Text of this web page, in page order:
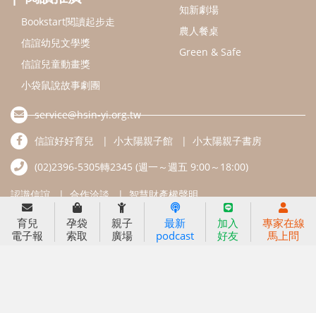
Bookstart閱讀起步走
信誼幼兒文學獎
信誼兒童動畫獎
小袋鼠說故事劇團
知新劇場
農人餐桌
Green & Safe
service@hsin-yi.org.tw
信誼好好育兒
小太陽親子館
小太陽親子書房
(02)2396-5305轉2345 (週一～週五 9:00～18:00)
認識信誼 合作洽談 智慧財產權聲明
本網站建議使用IE9(含以上)或 Google Chrome 版本瀏覽器
信誼基金會/上誼文化實業股份有限公司 版權所有 ©
育兒
電子報
孕袋
索取
親子
廣場
最新
podcast
加入
好友
專家在線
馬上問